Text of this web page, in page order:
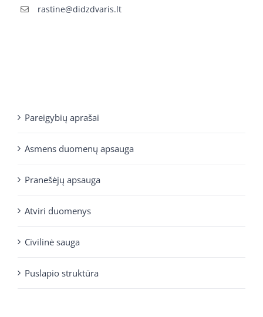
rastine@didzdvaris.lt
Pareigybių aprašai
Asmens duomenų apsauga
Pranešėjų apsauga
Atviri duomenys
Civilinė sauga
Puslapio struktūra